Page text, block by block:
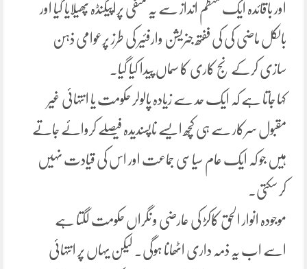
اور باقائدہ ایک منظم انداز سے یہ منفی پراپیگنڈہ پھیلایا گیا اور
بالکل ماضی کی کی ففتھ جنریشن وارفئیر کی طرز پرعوامی ذہن
سازی کرکے نج کاری کا سماں پیدا کیا گیا۔
کہا جاتا ہے کہ ایک حد سے زیادہ پالولر حکومت یا انتہائی غیر
مقبول سرکار سے ہی کچھ ایسے ناپسندیدہ فیصلے کروائے جاتے
ہیں جو کہ ایک عام سیاسی جماعت اور اس کی قیادت نہیں
کر سکتی۔
موجودہ انوار الحق کاکڑ کی عارضی و نگراں حکومت لگتا ہے
اسے اب یہ ذمہ داری اٹھانا ہوگی۔ لیکن یہاں پر انتہائی